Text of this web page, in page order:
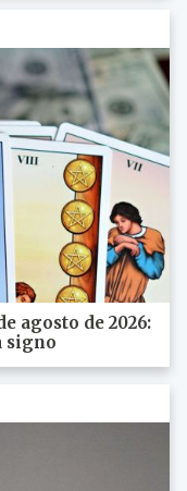
agosto de 2026:
signo